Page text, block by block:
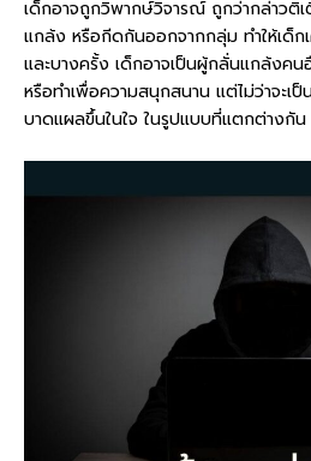
เด็กอาจถูกวิพากษ์วิจารณ์ ถูกว่ากล่าวติ
แกล้ง หรือกีดกันออกจากกลุ่ม ทำให้เด็ก
และบางครั้ง เด็กอาจเป็นผู้กลั่นแกล้งค
หรือทำเพื่อความสนุกสนาน แต่ไม่ว่าจะเ
บาดแผลขึ้นในใจ ในรูปแบบที่แตกต่างกัน